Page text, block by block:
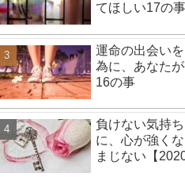
てほしい17の事
運命の出会い
為に、あなた
16の事
負けない気持
に、心が強く
まじない【